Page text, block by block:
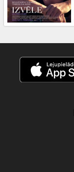
Uzkodas
B2B
Kino
Klubs